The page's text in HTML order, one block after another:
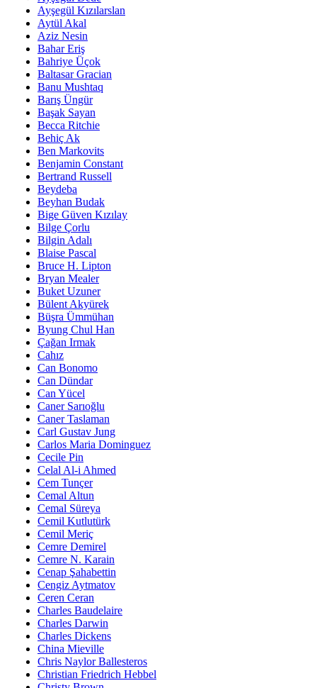
Ayşegül Kızılarslan
Aytül Akal
Aziz Nesin
Bahar Eriş
Bahriye Üçok
Baltasar Gracian
Banu Mushtaq
Barış Üngür
Başak Sayan
Becca Ritchie
Behiç Ak
Ben Markovits
Benjamin Constant
Bertrand Russell
Beydeba
Beyhan Budak
Bige Güven Kızılay
Bilge Çorlu
Bilgin Adalı
Blaise Pascal
Bruce H. Lipton
Bryan Mealer
Buket Uzuner
Bülent Akyürek
Büşra Ümmühan
Byung Chul Han
Çağan Irmak
Cahız
Can Bonomo
Can Dündar
Can Yücel
Caner Sarıoğlu
Caner Taslaman
Carl Gustav Jung
Carlos Maria Dominguez
Cecile Pin
Celal Al-i Ahmed
Cem Tunçer
Cemal Altun
Cemal Süreya
Cemil Kutlutürk
Cemil Meriç
Cemre Demirel
Cemre N. Karain
Cenap Şahabettin
Cengiz Aytmatov
Ceren Ceran
Charles Baudelaire
Charles Darwin
Charles Dickens
China Mieville
Chris Naylor Ballesteros
Christian Friedrich Hebbel